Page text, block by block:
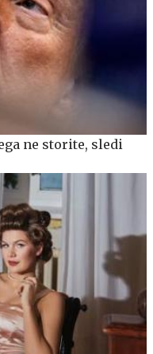
ne storite, sledi